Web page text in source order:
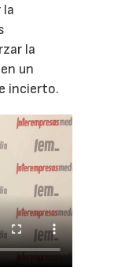
la
la
un
incierto.